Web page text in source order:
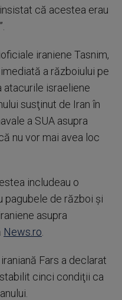
că acestea erau
iraniene Tasnim,
a războiului pe
israeliene
susţinut de Iran în
a SUA asupra
nu vor mai avea loc
includeau o
pagubele de război şi
asupra
News.ro
Fars a declarat
cinci condiţii ca